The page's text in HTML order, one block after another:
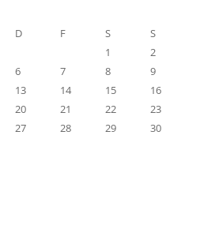
D F S
S
1
2
6 7 8
9
13 14 15
16
20 21 22
23
27 28 29
30